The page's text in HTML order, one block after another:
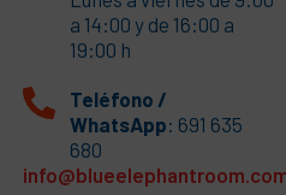
a 14:00 y de 16:00 a
19:00 h
Teléfono /
WhatsApp: 691 635
680